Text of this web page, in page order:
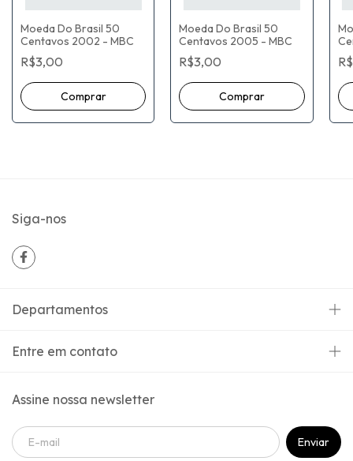
Moeda Do Brasil 50
Centavos 2002 - MBC
R$3,00
Moeda Do Brasil 50
Centavos 2005 - MBC
R$3,00
Siga-nos
Departamentos
Entre em contato
Assine nossa newsletter